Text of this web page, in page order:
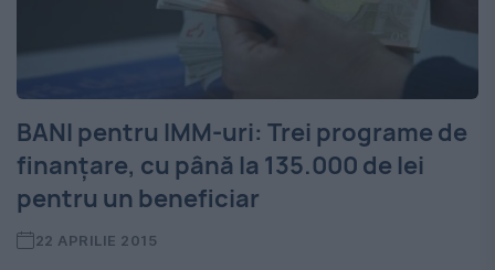
BANI pentru IMM-uri: Trei programe de
finanțare, cu până la 135.000 de lei
pentru un beneficiar
22 APRILIE 2015